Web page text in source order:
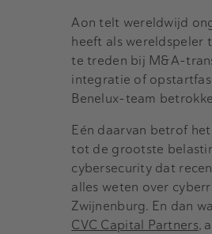
Aon telt wereldwijd
heeft als wereldspeler
te treden bij M&A-
integratie of
Benelux-team
Eén daarvan betrof
tot de grootste
cybersecurity dat
alles weten over
Zwijnenburg. En dan
CVC Capital Partners,